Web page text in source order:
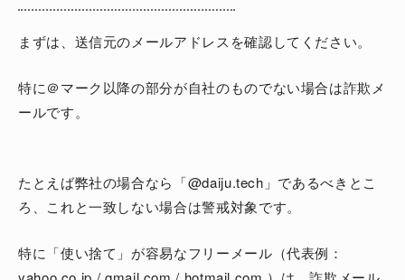
まずは、送信元のメールアドレスを確認してください。
特に＠マーク以降の部分が自社のものでない場合は詐欺メ
ールです。
たとえば弊社の場合なら「@daiju.tech」であるべきとこ
ろ、これと一致しない場合は警戒対象です。
特に「使い捨て」が容易なフリーメール（代表例：